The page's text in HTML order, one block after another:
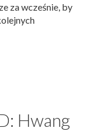
za wcześnie, by
Hwang